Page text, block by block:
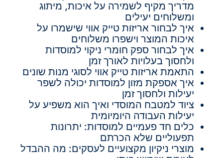
מדריך מקיף לשמירה על איכות, מיתוג
ומשלוחים יעילים
איך לבחור אריזות טייק אווי שישמרו על
איכות המוצר וישפרו משלוחים
איך לבחור ספק חומרי ניקוי למוסדות
ולחסוך בעלויות לאורך זמן
התאמת אריזות טייק אווי לסוגי מנות שונים
איך אספקת מזון למוסדות יכולה לשפר
יעילות ולחסוך זמן
ציוד למטבח המוסדי ואיך הוא משפיע על
יעילות העבודה היומיומית
כלים חד פעמיים למוסדות: יתרונות
תפעוליים שלא הכרתם
מוצרי ניקיון מקצועיים לעסקים: מה ההבדל